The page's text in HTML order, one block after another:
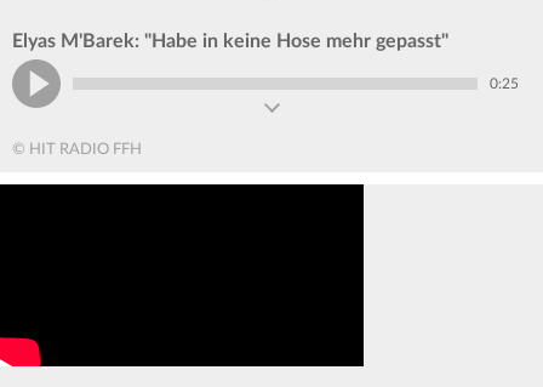
Elyas M'Barek: "Habe in keine Hose mehr gepasst"
0:25
© HIT RADIO FFH